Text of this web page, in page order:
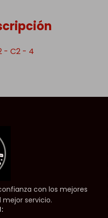
- C2 - 4
con los mejores
servicio.